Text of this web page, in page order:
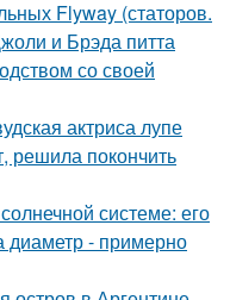
Flyway (статоров.
и Брэда питта
со своей
актриса лупе
решила покончить
системе: его
диаметр - примерно